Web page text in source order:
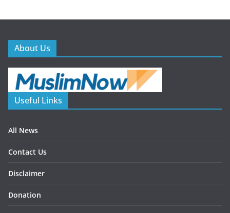
About Us
Useful Links
All News
Contact Us
Disclaimer
Donation